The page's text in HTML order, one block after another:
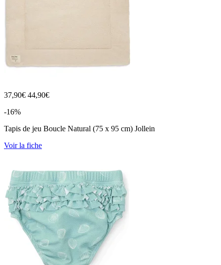
37,90€ 44,90€
-16%
Tapis de jeu Boucle Natural (75 x 95 cm) Jollein
Voir la fiche